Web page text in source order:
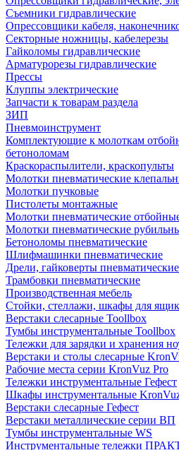
Съемники гидравлические
Опрессовщики кабеля,
Секторные ножницы, кабелерезы
Гайколомы гидравлические
Арматурорезы гидравлические
Прессы
Клуппы электрические
Запчасти к товарам раздела
ЗИП
Пневмоинструмент
Комплектующие к молоткам
бетоноломам
Краскораспылители, краскопульты
Молотки пневматические
Молотки пучковые
Пистолеты монтажные
Молотки пневматические
Молотки пневматические
Бетоноломы пневматические
Шлифмашинки пневматические
Дрели, гайковерты пневматические
Трамбовки пневматические
Производственная мебель
Стойки, стеллажи, шкафы для
Верстаки слесарные Toollbox
Тумбы инструментальные Toollbox
Тележки для зарядки и хранения
Верстаки и столы слесарные
Рабочие места серии KronVuz Pro
Тележки инструментальные Гефест
Шкафы инструментальные
Верстаки слесарные Гефест
Верстаки металлические серии ВП
Тумбы инструментальные WS
Инструментальные тележки